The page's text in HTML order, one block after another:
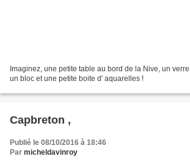
Imaginez, une petite table au bord de la Nive, un
un bloc et une petite boite d' aquarelles !
Capbreton ,
Publié le 08/10/2016 à 18:46
Par micheldavinroy